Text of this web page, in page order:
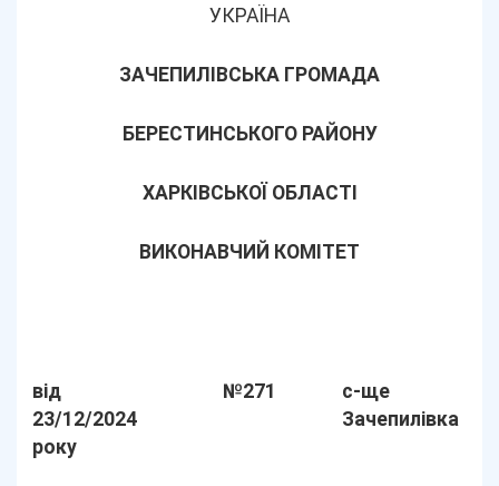
УКРАЇНА
ЗАЧЕПИЛІВСЬКА ГРОМАДА
БЕРЕСТИНСЬКОГО РАЙОНУ
ХАРКІВСЬКОЇ ОБЛАСТІ
ВИКОНАВЧИЙ КОМІТЕТ
від
23/12/2024
року
№271
с-ще
Зачепилівка